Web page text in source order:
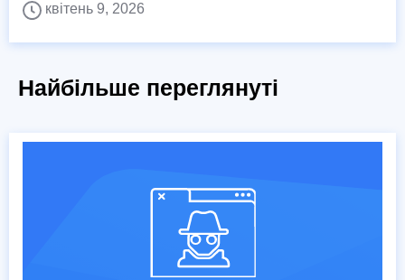
квітень 9, 2026
Найбільше переглянуті